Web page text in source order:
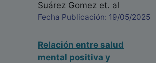
Suárez Gomez et. al
Fecha Publicación: 19/05/2025
Relación entre salud
mental positiva y